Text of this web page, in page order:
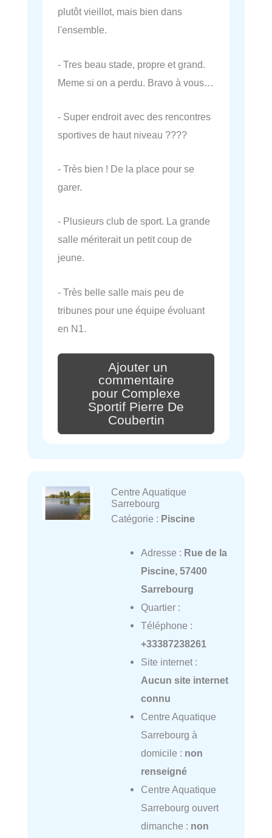
plutôt vieillot, mais bien dans
l'ensemble.
- Tres beau stade, propre et grand.
Meme si on a perdu. Bravo à vous…
- Super endroit avec des rencontres
sportives de haut niveau ????
- Très bien ! De la place pour se
garer.
- Plusieurs club de sport. La grande
salle mériterait un petit coup de
jeune.
- Très belle salle mais peu de
tribunes pour une équipe évoluant
en N1.
Ajouter un
commentaire
pour Complexe
Sportif Pierre De
Coubertin
Centre Aquatique
Sarrebourg
Catégorie : Piscine
Adresse : Rue de la
Piscine, 57400
Sarrebourg
Quartier :
Téléphone :
+33387238261
Site internet :
Aucun site internet
connu
Centre Aquatique
Sarrebourg à
domicile : non
renseigné
Centre Aquatique
Sarrebourg ouvert
dimanche : non